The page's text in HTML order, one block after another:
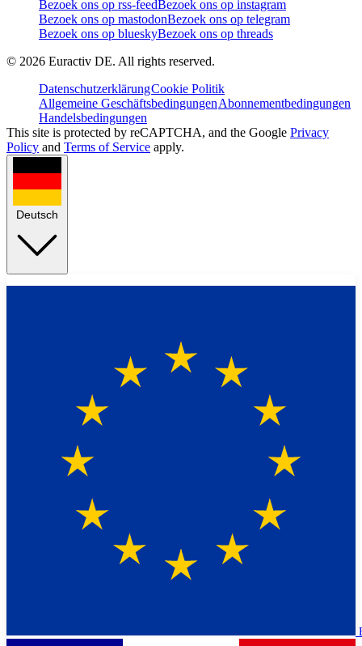
Bezoek ons op rss-feedBezoek ons op instagram
Bezoek ons op mastodonBezoek ons op telegram
Bezoek ons op blueskyBezoek ons op threads
© 2026 Euractiv DE. All rights reserved.
DatenschutzerklärungCookie Politik
Allgemeine GeschäftsbedingungenAbonnementbedingungen
Handelsbedingungen
This site is protected by reCAPTCHA, and the Google Privacy
Policy and Terms of Service apply.
Deutsch